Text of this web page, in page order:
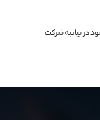
دربیانیه شرکت